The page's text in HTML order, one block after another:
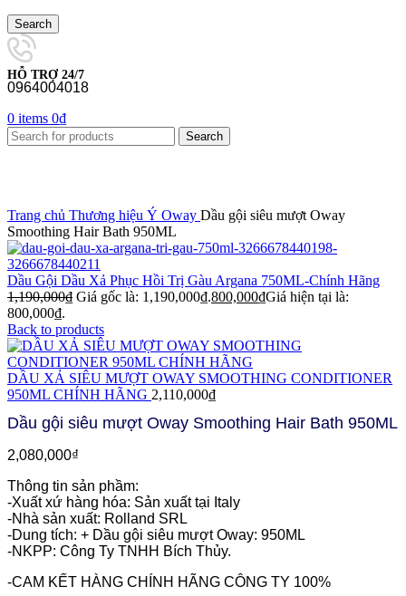
Search
HỖ TRỢ 24/7
0964004018
0 items 0₫
Search
Trang chủ Thương hiệu Ý Oway Dầu gội siêu mượt Oway
Smoothing Hair Bath 950ML
Dầu Gội Dầu Xả Phục Hồi Trị Gàu Argana 750ML-Chính Hãng
1,190,000₫ Giá gốc là: 1,190,000₫.800,000₫Giá hiện tại là:
800,000₫.
Back to products
DẦU XẢ SIÊU MƯỢT OWAY SMOOTHING CONDITIONER
950ML CHÍNH HÃNG 2,110,000₫
Dầu gội siêu mượt Oway Smoothing Hair Bath 950ML
2,080,000₫
Thông tin sản phầm:
-Xuất xứ hàng hóa: Sản xuất tại Italy
-Nhà sản xuất: Rolland SRL
-Dung tích: + Dầu gội siêu mượt Oway: 950ML
-NKPP: Công Ty TNHH Bích Thủy.
-CAM KẾT HÀNG CHÍNH HÃNG CÔNG TY 100%